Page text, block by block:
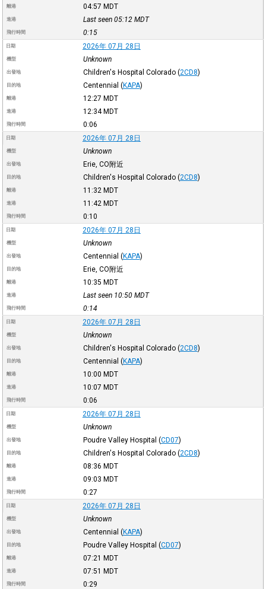
離港 04:57 MDT
進港 Last seen 05:12 MDT
飛行時間 0:15
日期 2026年 07月 28日
機型 Unknown
出發地 Children's Hospital Colorado (2CD8)
目的地 Centennial (KAPA)
離港 12:27 MDT
進港 12:34MDT
飛行時間 0:06
日期 2026年 07月 28日
機型 Unknown
出發地 Erie, CO附近
目的地 Children's Hospital Colorado (2CD8)
離港 11:32 MDT
進港 11:42 MDT
飛行時間 0:10
日期 2026年 07月 28日
機型 Unknown
出發地 Centennial (KAPA)
目的地 Erie, CO附近
離港 10:35 MDT
進港 Last seen 10:50 MDT
飛行時間 0:14
日期 2026年 07月 28日
機型 Unknown
出發地 Children's Hospital Colorado (2CD8)
目的地 Centennial (KAPA)
離港 10:00 MDT
進港 10:07 MDT
飛行時間 0:06
日期 2026年 07月 28日
機型 Unknown
出發地 Poudre Valley Hospital (CD07)
目的地 Children's Hospital Colorado (2CD8)
離港 08:36 MDT
進港 09:03 MDT
飛行時間 0:27
日期 2026年 07月 28日
機型 Unknown
出發地 Centennial (KAPA)
目的地 Poudre Valley Hospital (CD07)
離港 07:21 MDT
進港 07:51 MDT
飛行時間 0:29